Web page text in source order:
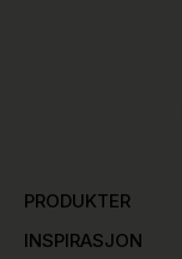
PRODUKTER
INSPIRASJON